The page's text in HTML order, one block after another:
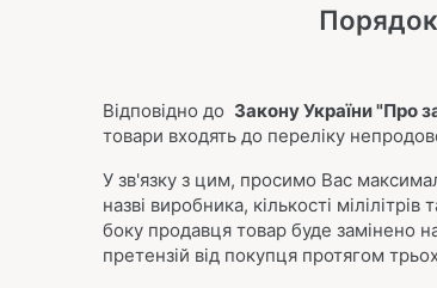
Відповідно до Закону України "Про
товари входять до переліку
У зв'язку з цим, просимо Вас
назві виробника, кількості
боку продавця товар буде замінено
претензій від покупця протягом